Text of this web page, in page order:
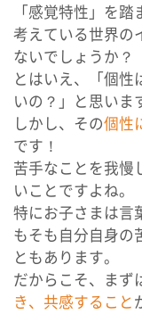
「感覚特性」を
考えている世界の
ないでしょうか？
とはいえ、「個性
いの？」と思いま
しかし、その個性
です！
苦手なことを我慢
いことですよね。
特にお子さまは言
もそも自分自身の
ともあります。
だからこそ、まず
き、共感すること